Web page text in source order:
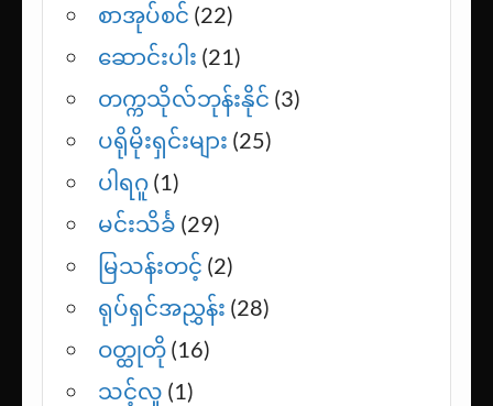
စာအုပ်စင် (22)
ဆောင်းပါး (21)
တက္ကသိုလ်ဘုန်းနိုင် (3)
ပရိုမိုးရှင်းများ (25)
ပါရဂူ (1)
မင်းသိင်္ခ (29)
မြသန်းတင့် (2)
ရုပ်ရှင်အညွှန်း (28)
ဝတ္ထုတို (16)
သင့်လူ (1)